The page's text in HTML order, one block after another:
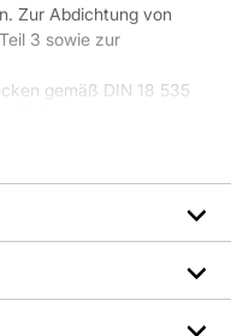
Zur Abdichtung von
3 sowie zur
gemäß DIN 18 535
ZDB Merkblatt).
Prüfzeugnissen